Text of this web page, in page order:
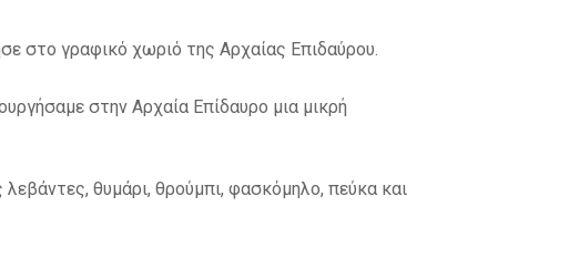
στο γραφικό χωριό της Αρχαίας Επιδαύρου.
στην Αρχαία Επίδαυρο μια μικρή
θυμάρι, θρούμπι, φασκόμηλο, πεύκα και